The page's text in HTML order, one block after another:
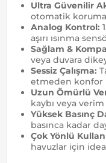
Ultra Güvenilir
otomatik
Analog Kontrol:
aşırı ısınma
Sağlam &
veya duvara
Sessiz Çalışma:
etmeden konfor
Uzun Ömürlü
kaybı veya
Yüksek Basınç
basınca kadar
Çok Yönlü
havuzlar için